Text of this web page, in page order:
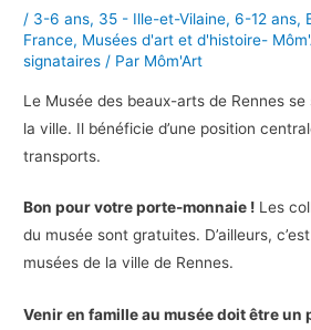
/ 3-6 ans, 35 - Ille-et-Vilaine,6-12 ans,
France, Musées d'art et d'histoire-
signataires / Par Môm'Art
Le Musée des beaux-arts de Rennes
la ville. Il bénéficie d’une position
transports.
Bon pour votre porte-monnaie ! Les
du musée sont gratuites. D’ailleurs,
musées de la ville de Rennes.
Venir en famille au musée doit être un